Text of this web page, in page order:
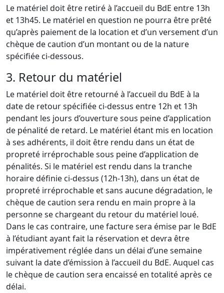
Le matériel doit être retiré à l’accueil du BdE entre 13h
et 13h45. Le matériel en question ne pourra être prêté
qu’après paiement de la location et d’un versement d’un
chèque de caution d’un montant ou de la nature
spécifiée ci-dessous.
3. Retour du matériel
Le matériel doit être retourné à l’accueil du BdE à la
date de retour spécifiée ci-dessus entre 12h et 13h
pendant les jours d’ouverture sous peine d’application
de pénalité de retard. Le matériel étant mis en location
à ses adhérents, il doit être rendu dans un état de
propreté irréprochable sous peine d’application de
pénalités. Si le matériel est rendu dans la tranche
horaire définie ci-dessus (12h-13h), dans un état de
propreté irréprochable et sans aucune dégradation, le
chèque de caution sera rendu en main propre à la
personne se chargeant du retour du matériel loué.
Dans le cas contraire, une facture sera émise par le BdE
à l’étudiant ayant fait la réservation et devra être
impérativement réglée dans un délai d’une semaine
suivant la date d’émission à l’accueil du BdE. Auquel cas
le chèque de caution sera encaissé en totalité après ce
délai.